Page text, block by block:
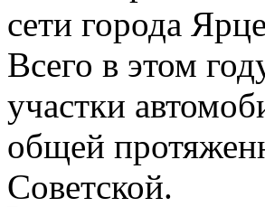
сети города
Всего в этом
участки
общей
Советской.